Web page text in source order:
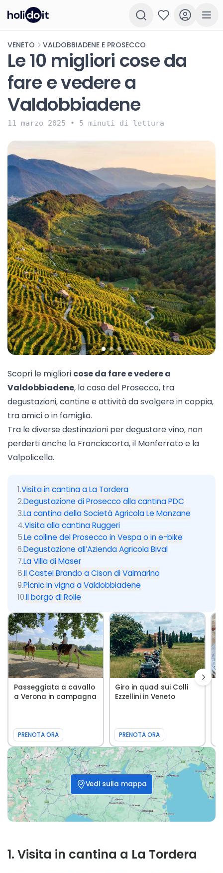
VENETO VALDOBBIADENE E PROSECCO
Le 10 migliori cose da
fare e vedere a
Valdobbiadene
11 marzo 2025 • 5 minuti di lettura
Scopri le migliori cose da fare e vedere a
Valdobbiadene, la casa del Prosecco, tra
degustazioni, cantine e attività da svolgere in coppia,
tra amici o in famiglia.
Tra le diverse destinazioni per degustare vino, non
perderti anche la Franciacorta, il Monferrato e la
Valpolicella.
1.Visita in cantina a La Tordera
2.Degustazione di Prosecco alla cantina PDC
3.La cantina della Società Agricola Le Manzane
4.Visita alla cantina Ruggeri
5.Le colline del Prosecco in Vespa o in e-bike
6.Degustazione all’Azienda Agricola Bival
7.La Villa di Maser
8.Il Castel Brando a Cison di Valmarino
9.Picnic in vigna a Valdobbiadene
10.Il borgo di Rolle
Passeggiata a cavallo
a Verona in campagna
PRENOTA ORA
Giro in quad sui Colli
Ezzellini in Veneto
PRENOTA ORA
Vedi sulla mappa
1. Visita in cantina a La Tordera